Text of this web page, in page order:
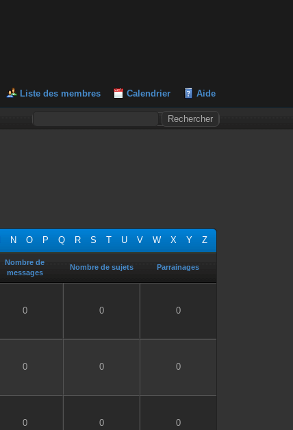
Liste des membres Calendrier Aide
N O P Q R S T U V W X Y Z
Nombre de
messages
Nombre de sujets Parrainages
0 0 0
0 0 0
0 0 0